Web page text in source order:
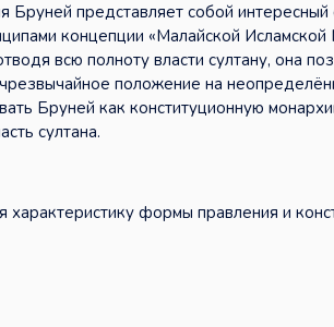
Бруней представляет собой
концепции «Малайской Исламской
всю полноту власти султану, она
положение на
Бруней как конституционную
султана.
формы правления и